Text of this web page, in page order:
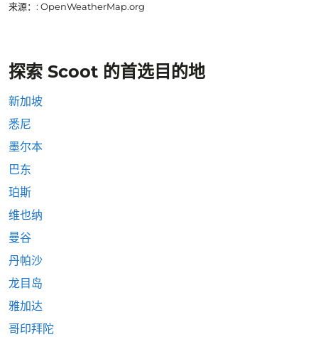
来源： : OpenWeatherMap.org
探索 Scoot 的首选目的地
新加坡
悉尼
墨尔本
巴东
珀斯
维也纳
曼谷
丹帕沙
龙目岛
雅加达
哥印拜陀